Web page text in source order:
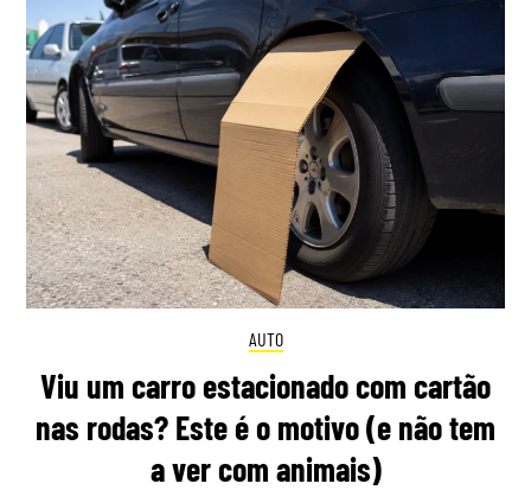
AUTO
Viu um carro estacionado com cartão
nas rodas? Este é o motivo (e não tem
a ver com animais)